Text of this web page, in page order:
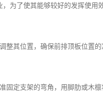
为了使其能够较好的发挥使用
整其位置，确保前排顶板位置
固定支架的弯角，用脚肋或木